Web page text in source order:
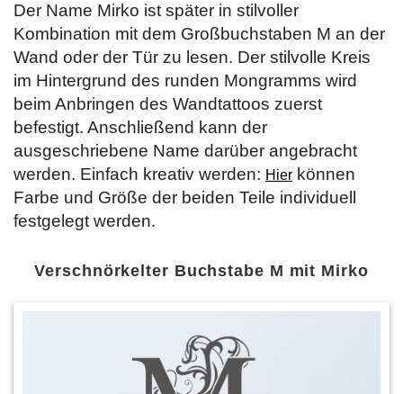
Der Name Mirko ist später in stilvoller
Kombination mit dem Großbuchstaben M an der
Wand oder der Tür zu lesen. Der stilvolle Kreis
im Hintergrund des runden Mongramms wird
beim Anbringen des Wandtattoos zuerst
befestigt. Anschließend kann der
ausgeschriebene Name darüber angebracht
werden. Einfach kreativ werden: Hier können
Farbe und Größe der beiden Teile individuell
festgelegt werden.
Verschnörkelter Buchstabe M mit Mirko